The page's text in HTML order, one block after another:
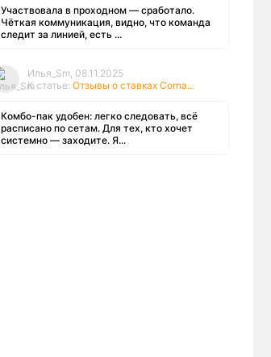
Участвовала в проходном — сработало.
Чёткая коммуникация, видно, что команда
следит за линией, есть ...
Илья_Sm, 08.11.2025
К статье: Отзывы о ставках Corna...
Комбо-пак удобен: легко следовать, всё
расписано по сетам. Для тех, кто хочет
системно — заходите. Я...